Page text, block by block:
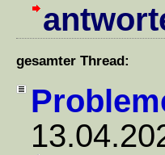
gesamter Thread: